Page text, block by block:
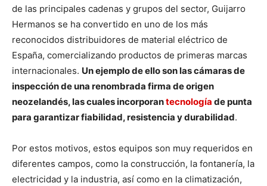
de las principales cadenas y grupos del sector, Guijarro
Hermanos se ha convertido en uno de los más
reconocidos distribuidores de material eléctrico de
España, comercializando productos de primeras marcas
internacionales. Un ejemplo de ello son las cámaras de
inspección de una renombrada firma de origen
neozelandés, las cuales incorporantecnología de punta
para garantizar fiabilidad, resistencia y durabilidad.
Por estos motivos, estos equipos son muy requeridos en
diferentes campos, como la construcción, la fontanería, la
electricidad y la industria, así como en la climatización,